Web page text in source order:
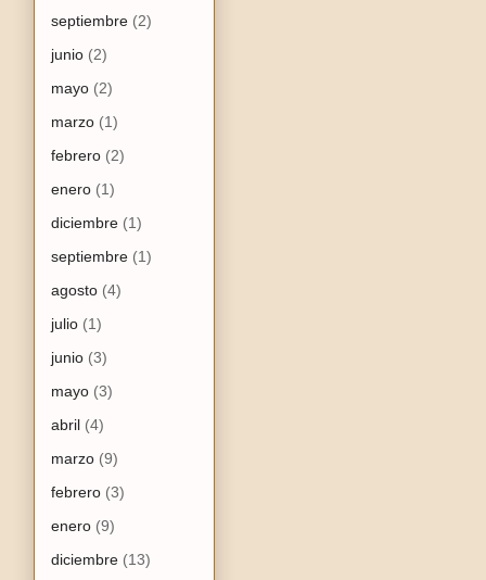
septiembre (2)
junio (2)
mayo (2)
marzo (1)
febrero (2)
enero (1)
diciembre (1)
septiembre (1)
agosto (4)
julio (1)
junio (3)
mayo (3)
abril (4)
marzo (9)
febrero (3)
enero (9)
diciembre (13)